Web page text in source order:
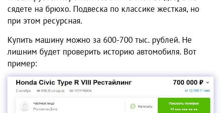
сядете на брюхо. Подвеска по классике жесткая, но
при этом ресурсная.
Купить машину можно за 600-700 тыс. рублей. Не
лишним будет проверить историю автомобиля. Вот
пример: